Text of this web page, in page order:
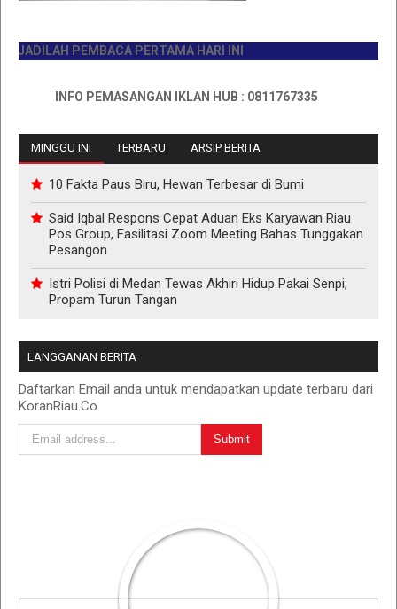
PEMBACA PERTAMA HARI INI
INFO PEMASANGAN IKLAN HUB : 0811767335
MINGGU INI TERBARU ARSIP BERITA
10 Fakta Paus Biru, Hewan Terbesar di Bumi
Said Iqbal Respons Cepat Aduan Eks Karyawan Riau
Pos Group, Fasilitasi Zoom Meeting Bahas Tunggakan
Pesangon
Istri Polisi di Medan Tewas Akhiri Hidup Pakai Senpi,
Propam Turun Tangan
LANGGANAN BERITA
Daftarkan Email anda untuk mendapatkan update terbaru dari
KoranRiau.Co